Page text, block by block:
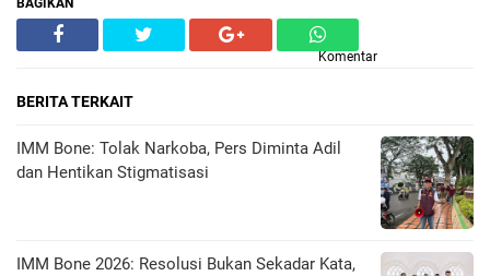
BAGIKAN
Komentar
BERITA TERKAIT
IMM Bone: Tolak Narkoba, Pers Diminta Adil
dan Hentikan Stigmatisasi
IMM Bone 2026: Resolusi Bukan Sekadar Kata,